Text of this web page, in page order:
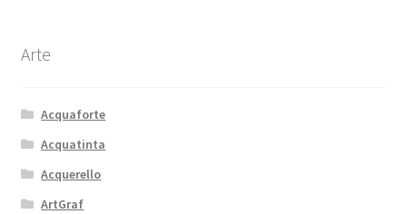
Arte
Acquaforte
Acquatinta
Acquerello
ArtGraf